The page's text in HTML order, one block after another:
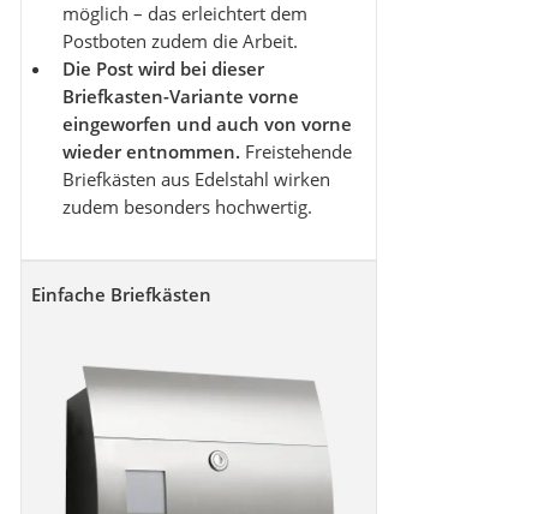
möglich – das erleichtert dem
Postboten zudem die Arbeit.
Die Post wird bei dieser
Briefkasten-Variante vorne
eingeworfen und auch von vorne
wieder entnommen. Freistehende
Briefkästen aus Edelstahl wirken
zudem besonders hochwertig.
Einfache Briefkästen